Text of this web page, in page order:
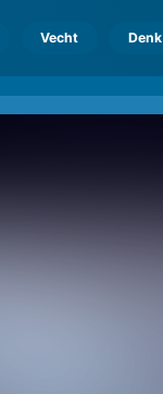
Vecht Denk